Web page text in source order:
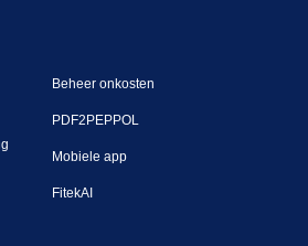
Beheer onkosten
PDF2PEPPOL
Mobiele app
FitekAI